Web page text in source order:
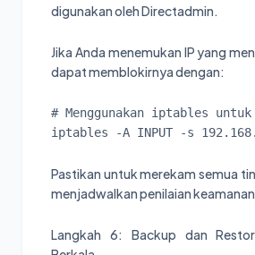
digunakan oleh Directadmin.
Jika Anda menemukan IP yang
dapat memblokirnya dengan:
# Menggunakan iptables
iptables -A INPUT -s
Pastikan untuk merekam semua
menjadwalkan penilaian
Langkah 6: Backup dan